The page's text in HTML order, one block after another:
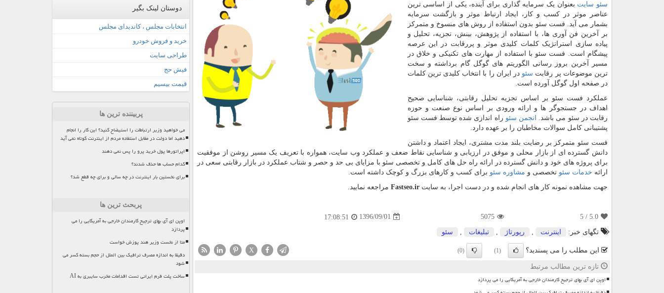
سئو سایت بعنوان یک سرمایه گذاری برای آینده، یکی از اساسی ترین
عناصر موثر در کسب و کار، ایجاد ارتباط موثر و بازگشت سرمایه
بشمار می آید. فست سئو بدون استفاده از روش های منسوخ و متمرکز
بر آخرین فن آوری ها، با استفاده از پژوهش، بینش، تجزیه، تحلیل و
پیاده سازی استراتژیک کلمات کلیدی موثر و پررقابت در این عرصه
پیشگام است. فست سئو با استفاده از مهارت های تکنیکی و خلاق در
مسیر آخرین بروز رسانی الگوریتم های گوگل گام برداشته و سخت
ترین موضوعات پر رقابت سئو در ایران را با انتخاب کلیدی ترین کلمات
در صفحه اول گوگل آورده است.
عملکرد فست سئو بر اساس تجزیه تحلیل رقابتی، شناسایی صحیح
اهداف در جستجوگر ها و ارائه ورودی بر اساس نوع صنعت و حوزه
رقابت در سئو می باشد.
انجمن سئو راه اندازی شده توسط فست سئو
پشتیبانی کامل سوالات مخاطبان را بر عهده دارد.
فست سئو متمرکز بر رضایت بلند مدت مشتری، ایجاد اعتماد و داشتن
دانش گسترده ای از بازار محلی و موفق در ارزیابی و شناسایی نقاط ضعف و عملکرد وب سایت، همواره با تعریف یک مسیر روشن از موفقیت
برای پروژه های خود و دانش گسترده در ارائه راه حل های کامل و تخصصی سئو با مزایای بی حد و حصر و شتاب عملکرد در بازار رقابتی سعی در
ارائه خدمات سئو تخصصی و مشاوره سئو برای کسب و کارهای بزرگ و کوچک داشته است.
جهت مشاهده نمونه کار های انجام شده و در دست اجرا، به سایت Fastseo.ir مراجعه نمایید.
5.0
/ 5
5075
1396/09/01
17:08:51
تگهای خبر:
اینترنت رپورتاژ تبلیغات سئو
این مطلب را می پسندید؟ (1)
(0)
X
تازه ترین مطالب مرتبط
اوپن ای آی بهای ترجیح کارمندان خارجی به آمریکایی را می پردازد
دوستان لینک بگیر
انتخابات مجلس ، کاندیدای مجلس
خرید و فروش خودرو
طراحی سایت
فیش حج
قیمت بیسیم
پربیننده ترین ها
می خواهید وزیر ارتباطات را استیضاح کنید؟ این کار را انجام
دهید اما دولت در مقابل استفاده مردم از اینترنت کوتاه نمی آید
اپراتورها پول خرید پرو را پس نمی دهند
کدام حساب ها حذف شدند؟
برای نخستین بار اینترنت در چه سالی و برای چه قطع شد؟
پربحث ترین ها
اوپن ای آی بهای ترجیح کارمندان خارجی به آمریکایی را می
پردازد
متا از نخست وزیر هند پوزش خواست
دقیقا به اندازه مصرف ترافیک بین الملل از حجم بسته کسر می
شود
ساخت پلت فرم ایرانی تست اقدامات مخرب سایبری به AI